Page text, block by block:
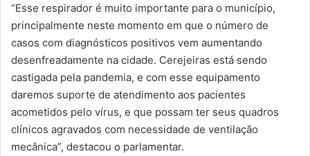
“Esse respirador é muito importante para o município,
principalmente neste momento em que o número de
casos com diagnósticos positivos vem aumentando
desenfreadamente na cidade. Cerejeiras está sendo
castigada pela pandemia, e com esse equipamento
daremos suporte de atendimento aos pacientes
acometidos pelo vírus, e que possam ter seus quadros
clínicos agravados com necessidade de ventilação
mecânica”, destacou o parlamentar.